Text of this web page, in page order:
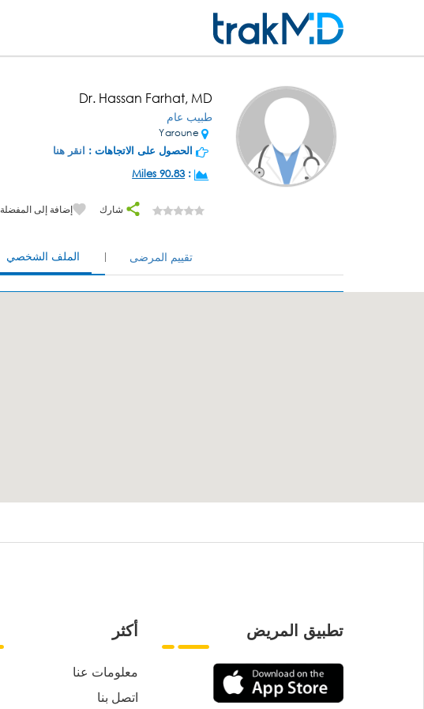
Dr. Hassan Farhat, MD
طبيب عام
Yaroune
الحصول على الاتجاهات : انقر هنا
:
90.83 Miles
شارك إضافة إلى المفضلة
الملف الشخصي تقييم المرضى
أكثر
معلومات عنا
اتصل بنا
تطبيق المريض